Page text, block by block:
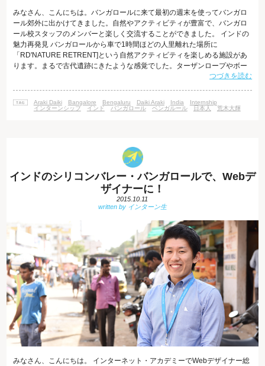
みなさん、こんにちは。バンガロールに来て最初の週末を使ってバンガロ
ール郊外に出かけてきました。自然やアクティビティが豊富で、バンガロ
ール校スタッフのメンバーと楽しく交流することができました。 インドの
魅力再発見 バンガロールから車で1時間ほどの人里離れた場所に
「RD'NATURE RETRENT]という自然アクティビティを楽しめる施設があ
ります。まるで古代遺跡にきたような感覚でした。ターザンロープやボー
ト、プール、ダンスホールなど一日いても飽きないつくりになっていて、
とっては、とてもリラックスできる癒しのスポットかもしれません。ラン
つづきを読む
Araki Daiki Bangalore Bengaluru Daiki Araki India
Internship
インターンシップ
インド バンガロール ベンガルール 日本人 荒木大輝
インドのシリコンバレー・バンガロールで、Webデ
ザイナーに！
2015.10.11
みなさん、こんにちは。 インターネット・アカデミーでWebデザイナー総